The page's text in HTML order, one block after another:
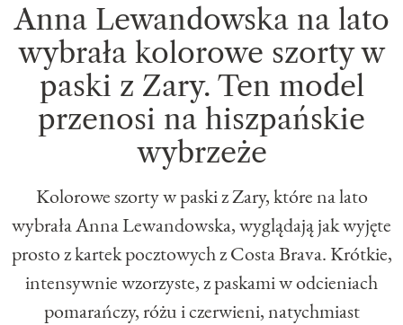
Anna Lewandowska na lato
wybrała kolorowe szorty w
paski z Zary. Ten model
przenosi na hiszpańskie
wybrzeże
Kolorowe szorty w paski z Zary, które na lato
wybrała Anna Lewandowska, wyglądają jak wyjęte
prosto z kartek pocztowych z Costa Brava. Krótkie,
intensywnie wzorzyste, z paskami w odcieniach
pomarańczy, różu i czerwieni, natychmiast